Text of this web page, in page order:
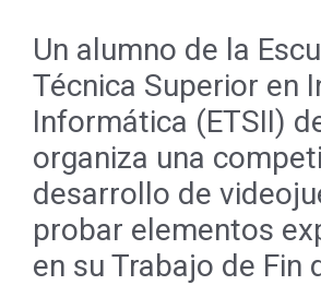
Un alumno de la
Técnica Superior en
Informática (ETSII)
organiza una
desarrollo de
probar elementos
en su Trabajo de Fin